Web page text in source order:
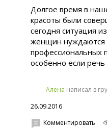
Долгое время в
красоты были
сегодня ситуация
женщин нуждаются
профессиональных
особенно если
Алена написал в
26.09.2016
Комментировать